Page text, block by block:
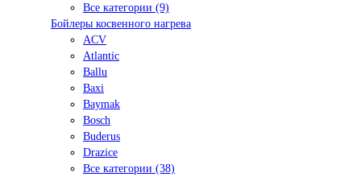
Все категории (9)
Бойлеры косвенного нагрева
ACV
Atlantic
Ballu
Baxi
Baymak
Bosch
Buderus
Drazice
Все категории (38)